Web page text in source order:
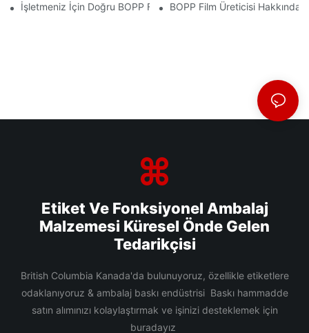
İşletmeniz İçin Doğru BOPP Film Tedarikçisini Seçmenin Önemi
BOPP Film Üreticisi Hakkında
Etiket Ve Fonksiyonel Ambalaj
Malzemesi Küresel Önde Gelen
Tedarikçisi
British Columbia Kanada'da bulunuyoruz, özellikle etiketlere
odaklanıyoruz & ambalaj baskı endüstrisi Baskı hammadde
satın alımınızı kolaylaştırmak ve işinizi desteklemek için
buradayız